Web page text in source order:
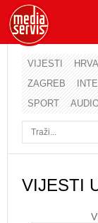
VIJESTI
ZAGREB
SPORT
VIJESTI